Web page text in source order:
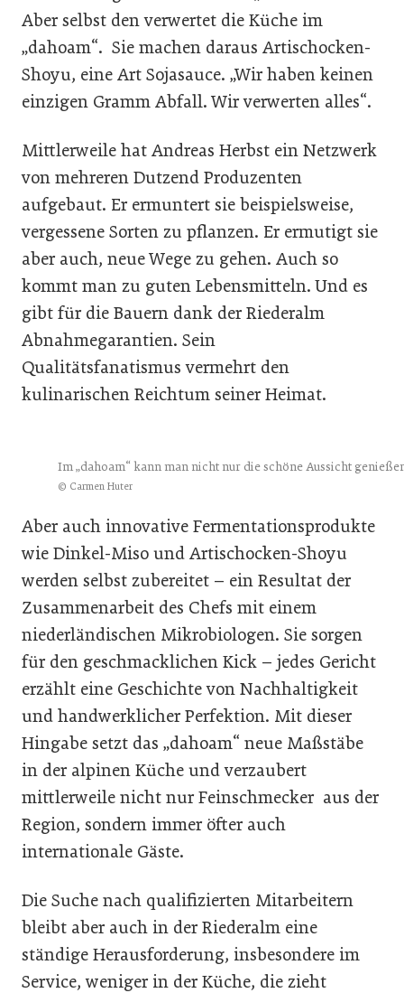
Aber selbst den verwertet die Küche im
„dahoam“. Sie machen daraus Artischocken-
Shoyu, eine Art Sojasauce. „Wir haben keinen
einzigen Gramm Abfall. Wir verwerten alles“.
Mittlerweile hat Andreas Herbst ein Netzwerk
von mehreren Dutzend Produzenten
aufgebaut. Er ermuntert sie beispielsweise,
vergessene Sorten zu pflanzen. Er ermutigt sie
aber auch, neue Wege zu gehen. Auch so
kommt man zu guten Lebensmitteln. Und es
gibt für die Bauern dank der Riederalm
Abnahmegarantien. Sein
Qualitätsfanatismus vermehrt den
kulinarischen Reichtum seiner Heimat.
Im „dahoam“ kann man nicht nur die schöne Aussicht
© Carmen Huter
Aber auch innovative Fermentationsprodukte
wie Dinkel-Miso und Artischocken-Shoyu
werden selbst zubereitet – ein Resultat der
Zusammenarbeit des Chefs mit einem
niederländischen Mikrobiologen. Sie sorgen
für den geschmacklichen Kick – jedes Gericht
erzählt eine Geschichte von Nachhaltigkeit
und handwerklicher Perfektion. Mit dieser
Hingabe setzt das „dahoam“ neue Maßstäbe
in der alpinen Küche und verzaubert
mittlerweile nicht nur Feinschmecker aus der
Region, sondern immer öfter auch
internationale Gäste.
Die Suche nach qualifizierten Mitarbeitern
bleibt aber auch in der Riederalm eine
ständige Herausforderung, insbesondere im
Service, weniger in der Küche, die zieht